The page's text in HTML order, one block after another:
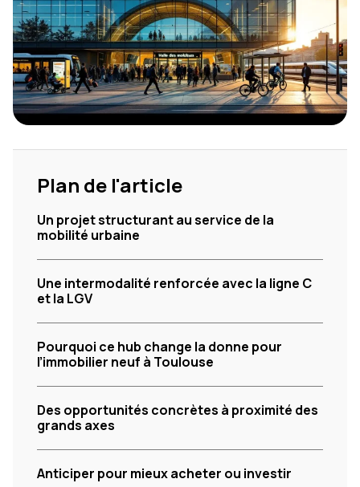
Plan de l'article
Un projet structurant au service de la
mobilité urbaine
Une intermodalité renforcée avec la ligne C
et la LGV
Pourquoi ce hub change la donne pour
l’immobilier neuf à Toulouse
Des opportunités concrètes à proximité des
grands axes
Anticiper pour mieux acheter ou investir